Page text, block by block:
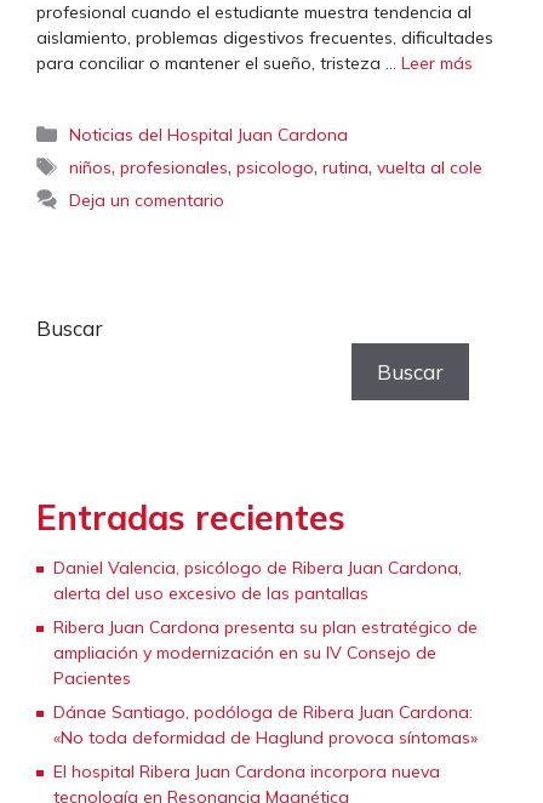
profesional cuando el estudiante muestra tendencia al
aislamiento, problemas digestivos frecuentes, dificultades
para conciliar o mantener el sueño, tristeza … Leer más
Categorías
Noticias del Hospital Juan Cardona
Etiquetas
niños,profesionales,psicologo,rutina,vuelta al cole
Deja un comentario
Buscar
Buscar
Entradas recientes
Daniel Valencia, psicólogo de Ribera Juan Cardona,
alerta del uso excesivo de las pantallas
Ribera Juan Cardona presenta su plan estratégico de
ampliación y modernización en su IV Consejo de
Pacientes
Dánae Santiago, podóloga de Ribera Juan Cardona:
«No toda deformidad de Haglund provoca síntomas»
El hospital Ribera Juan Cardona incorpora nueva
tecnología en Resonancia Magnética